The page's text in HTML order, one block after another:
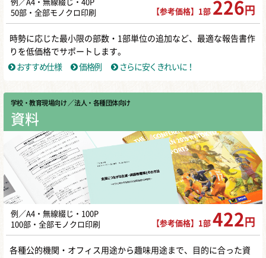
例／A4・無線綴じ・40P
50部・全部モノクロ印刷
【参考価格】1部 226 円
時勢に応じた最小限の部数・1部単位の追加など、最適な報告書作
りを低価格でサポートします。
おすすめ仕様
価格例 さらに安くきれいに！
学校・教育現場向け ／ 法人・各種団体向け
資料
例／A4・無線綴じ・100P
100部・全部モノクロ印刷
【参考価格】1部 422 円
各種公的機関・オフィス用途から趣味用途まで、目的に合った資